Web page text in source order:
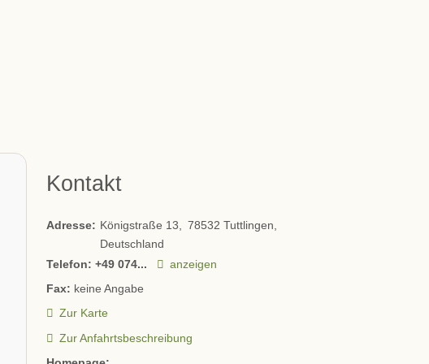
Kontakt
Adresse: Königstraße 13 78532 Tuttlingen
Deutschland
Telefon: +49 074...
anzeigen
Fax: keine Angabe
Zur Karte
Zur Anfahrtsbeschreibung